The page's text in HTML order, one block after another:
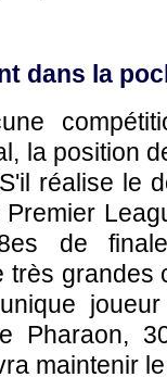
dans la
la position
réalise le
8es de
très grandes
Pharaon,
maintenir